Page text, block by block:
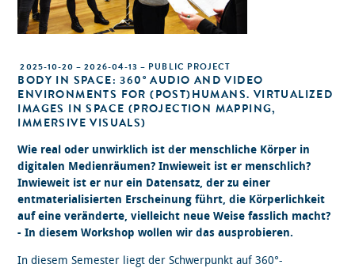
2025-10-20 – 2026-04-13 – PUBLIC PROJECT
BODY IN SPACE: 360° AUDIO AND VIDEO
ENVIRONMENTS FOR (POST)HUMANS. VIRTUALIZED
IMAGES IN SPACE (PROJECTION MAPPING,
IMMERSIVE VISUALS)
Wie real oder unwirklich ist der menschliche Körper in
digitalen Medienräumen? Inwieweit ist er menschlich?
Inwieweit ist er nur ein Datensatz, der zu einer
entmaterialisierten Erscheinung führt, die Körperlichkeit
auf eine veränderte, vielleicht neue Weise fasslich macht?
- In diesem Workshop wollen wir das ausprobieren.
In diesem Semester liegt der Schwerpunkt auf 360°-